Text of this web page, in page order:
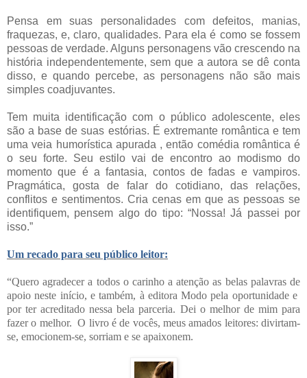
Pensa em suas personalidades com defeitos, manias,
fraquezas, e, claro, qualidades. Para ela é como se fossem
pessoas de verdade. Alguns personagens vão crescendo na
história independentemente, sem que a autora se dê conta
disso, e quando percebe, as personagens não são mais
simples coadjuvantes.
Tem muita identificação com o público adolescente, eles
são a base de suas estórias. É extremante romântica e tem
uma veia humorística apurada , então comédia romântica é
o seu forte. Seu estilo vai de encontro ao modismo do
momento que é a fantasia, contos de fadas e vampiros.
Pragmática, gosta de falar do cotidiano, das relações,
conflitos e sentimentos. Cria cenas em que as pessoas se
identifiquem, pensem algo do tipo: “Nossa! Já passei por
isso.”
Um recado para seu público leitor:
“Quero agradecer a todos o carinho a atenção as belas palavras de
apoio neste início, e também, à editora Modo pela oportunidade e
por ter acreditado nessa bela parceria. Dei o melhor de mim para
fazer o melhor. O livro é de vocês, meus amados leitores: divirtam-
se, emocionem-se, sorriam e se apaixonem.